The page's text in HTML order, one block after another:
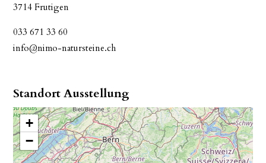
3714 Frutigen
033 671 33 60
info@nimo-natursteine.ch
Standort Ausstellung
+
−